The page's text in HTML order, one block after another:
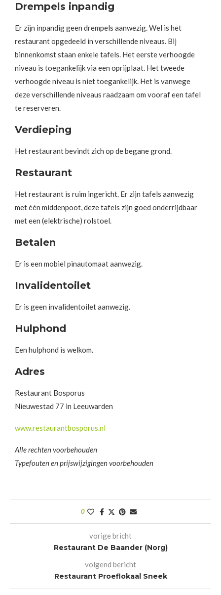
Drempels inpandig
Er zijn inpandig geen drempels aanwezig. Wel is het
restaurant opgedeeld in verschillende niveaus. Bij
binnenkomst staan enkele tafels. Het eerste verhoogde
niveau is toegankelijk via een oprijplaat. Het tweede
verhoogde niveau is niet toegankelijk. Het is vanwege
deze verschillende niveaus raadzaam om vooraf een tafel
te reserveren.
Verdieping
Het restaurant bevindt zich op de begane grond.
Restaurant
Het restaurant is ruim ingericht. Er zijn tafels aanwezig
met één middenpoot, deze tafels zijn goed onderrijdbaar
met een (elektrische) rolstoel.
Betalen
Er is een mobiel pinautomaat aanwezig.
Invalidentoilet
Er is geen invalidentoilet aanwezig.
Hulphond
Een hulphond is welkom.
Adres
Restaurant Bosporus
Nieuwestad 77 in Leeuwarden
www.restaurantbosporus.nl
Alle rechten voorbehouden
Typefouten en prijswijzigingen voorbehouden
0
vorige bricht
Restaurant De Baander (Norg)
volgend bericht
Restaurant Proeflokaal Sneek